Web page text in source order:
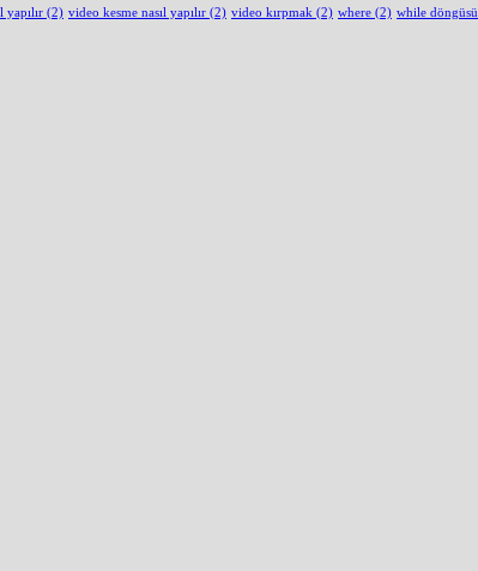
yapılır (2) video kesme nasıl yapılır (2) video kırpmak (2) where (2) while döngüsü